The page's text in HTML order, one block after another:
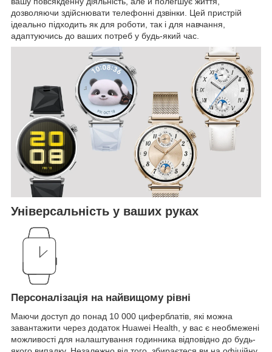
дозволяючи здійснювати телефонні дзвінки. Цей пристрій
ідеально підходить як для роботи, так і для навчання,
адаптуючись до ваших потреб у будь-який час.
Універсальність у ваших руках
Персоналізація на найвищому рівні
Маючи доступ до понад 10 000 циферблатів, які можна
завантажити через додаток Huawei Health, у вас є необмежені
можливості для налаштування годинника відповідно до будь-